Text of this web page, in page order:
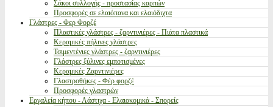
Σάκοι συλλογής - προστασίας καρπών
Προσφορές σε ελαιόπανα και ελαιόδιχτα
Γλάστρες - Φερ Φορζέ
Πλαστικές γλάστρες - ζαρντινιέρες - Πιάτα πλαστικά
Κεραμικές πήλινες γλάστρες
Τσιμεντένιες γλάστρες - ζαρντινιέρες
Γλάστρες ξύλινες εμποτισμένες
Κεραμικές Ζαρντινιέρες
Γλαστροθήκες - Φέρ φορζέ
Προσφορές γλαστρών
Εργαλεία κήπου - Λάστιχα - Ελαιοκομικά - Σπορείς